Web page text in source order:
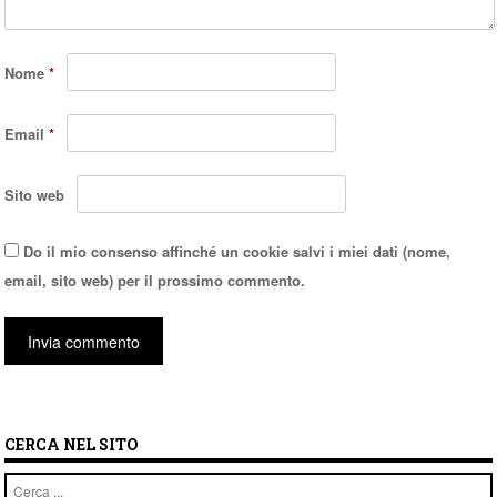
Nome*
Email*
Sito web
Do il mio consenso affinché un cookie salvi i miei dati (nome,
email, sito web) per il prossimo commento.
CERCA NEL SITO
Cerca